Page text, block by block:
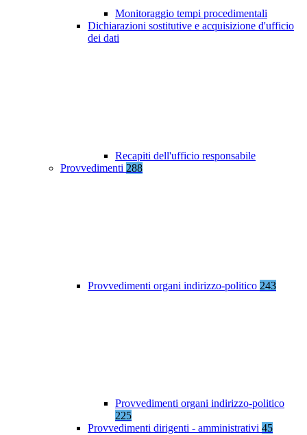
Monitoraggio tempi procedimentali
Dichiarazioni sostitutive e acquisizione d'ufficio
dei dati
Recapiti dell'ufficio responsabile
Provvedimenti 288
Provvedimenti organi indirizzo-politico 243
Provvedimenti organi indirizzo-politico
225
Provvedimenti dirigenti - amministrativi 45